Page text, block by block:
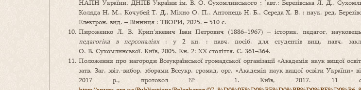
НАПН України, ДНПБ України ім. В. О. Сухомлинського ; [авт.: Березівська Л. Д.,
Коляда Н. М., Кочубей Т. Д., Міхно О. П., Антонець Н. Б., Середа Х. В. ; наук. ред.
Електрон. вид. – Вінниця : ТВОРИ, 2025. – 510 с.
Пироженко Л. В. Крип’якевич Іван Петрович (1886–1967) – історик, педагог,
педагогіка в персоналіях: у 2 кн. : навч. посіб. для студентів вищ. навч.
О. В. Сухомлинської. Київ, 2005. Кн. 2: ХХ століття. С. 361–364.
Положення про нагороди Всеукраїнської громадської організації «Академія наук вищої
затв. Заг. звіт.-вибор. зборами Всеукр. громад. орг. «Академія наук вищої освіти України»
2017 р., протокол № 1. Київ, 2017. 11